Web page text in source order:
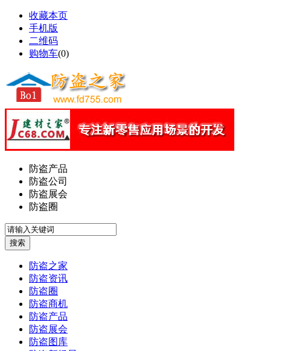
收藏本页
手机版
二维码
购物车(0)
防盗产品
防盗公司
防盗展会
防盗圈
防盗之家
防盗资讯
防盗圈
防盗商机
防盗产品
防盗展会
防盗图库